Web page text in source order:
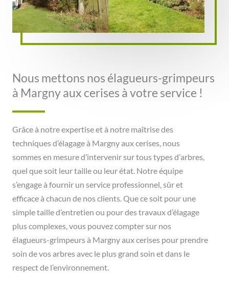
Nous mettons nos élagueurs-grimpeurs
à Margny aux cerises à votre service !
Grâce à notre expertise et à notre maîtrise des
techniques d’élagage à Margny aux cerises, nous
sommes en mesure d’intervenir sur tous types d’arbres,
quel que soit leur taille ou leur état. Notre équipe
s’engage à fournir un service professionnel, sûr et
efficace à chacun de nos clients. Que ce soit pour une
simple taille d’entretien ou pour des travaux d’élagage
plus complexes, vous pouvez compter sur nos
élagueurs-grimpeurs à Margny aux cerises pour prendre
soin de vos arbres avec le plus grand soin et dans le
respect de l’environnement.